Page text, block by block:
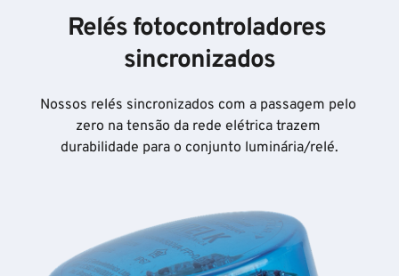
Relés fotocontroladores
sincronizados
Nossos relés sincronizados com a passagem pelo
zero na tensão da rede elétrica trazem
durabilidade para o conjunto luminária/relé.